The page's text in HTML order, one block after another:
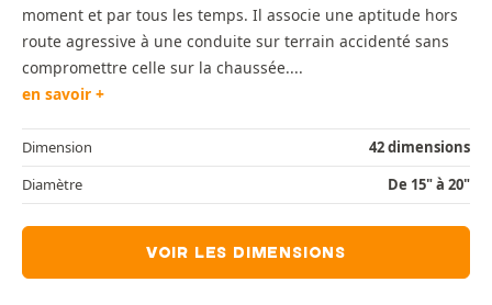
moment et par tous les temps. Il associe une aptitude hors
route agressive à une conduite sur terrain accidenté sans
compromettre celle sur la chaussée....
en savoir +
Dimension
42 dimensions
Diamètre
De 15" à 20"
VOIR LES DIMENSIONS